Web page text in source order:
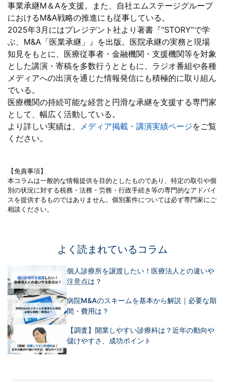
事業承継M＆Aを支援。また、自社エムステージグループ
におけるM&A戦略の推進にも従事している。
2025年3月にはプレジデント社より著書『“STORY”で学
ぶ、M&A「医業承継」』を出版。医院承継の実務と現場
知見をもとに、医療従事者・金融機関・支援機関等を対象
とした講演・寄稿を多数行うとともに、ラジオ番組や各種
メディアへの出演を通じた情報発信にも積極的に取り組ん
でいる。
医療機関の持続可能な経営と円滑な承継を支援する専門家
として、幅広く活動している。
より詳しい実績は、 メディア掲載・講演実績ページをご覧
ください。
【免責事項】
本コラムは一般的な情報提供を目的としたものであり、特定の取引や個
別の状況に対する税務・法務・労務・行政手続き等の専門的なアドバイ
スを提供するものではありません。個別案件については必ず専門家にご
相談ください。
よく読まれているコラム
個人診療所を譲渡したい！医療法人との違いや
注意点は？
病院M&Aのスキームを基本から解説｜必要な期
間・費用は？
【調査】開業しやすい診療科は？近年の動向や
儲けやすさ、成功ポイント